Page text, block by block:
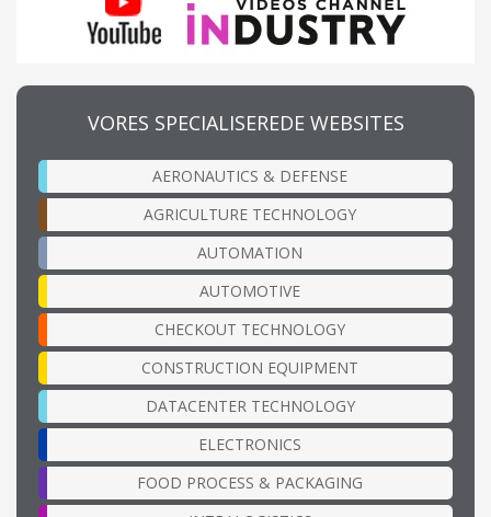
VORES SPECIALISEREDE WEBSITES
AERONAUTICS & DEFENSE
AGRICULTURE TECHNOLOGY
AUTOMATION
AUTOMOTIVE
CHECKOUT TECHNOLOGY
CONSTRUCTION EQUIPMENT
DATACENTER TECHNOLOGY
ELECTRONICS
FOOD PROCESS & PACKAGING